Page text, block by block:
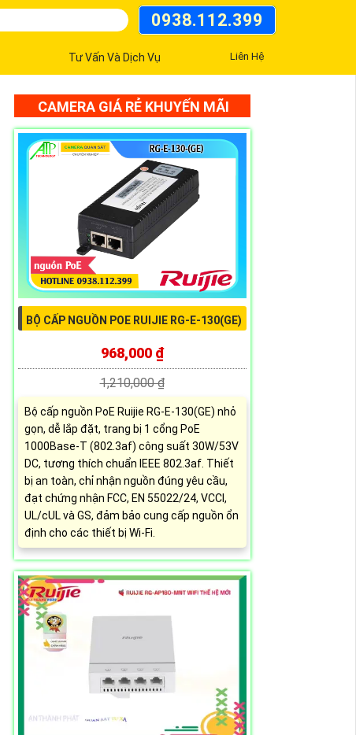
0938.112.399
Tư Vấn Và Dịch Vụ Liên Hệ
CAMERA GIÁ RẺ KHUYẾN MÃI
BỘ CẤP NGUỒN POE RUIJIE RG-E-130(GE)
968,000 ₫
1,210,000 ₫
Bộ cấp nguồn PoE Ruijie RG-E-130(GE) nhỏ
gọn, dễ lắp đặt, trang bị 1 cổng PoE
1000Base-T (802.3af) công suất 30W/53V
DC, tương thích chuẩn IEEE 802.3af. Thiết
bị an toàn, chỉ nhận nguồn đúng yêu cầu,
đạt chứng nhận FCC, EN 55022/24, VCCI,
UL/cUL và GS, đảm bảo cung cấp nguồn ổn
định cho các thiết bị Wi-Fi.